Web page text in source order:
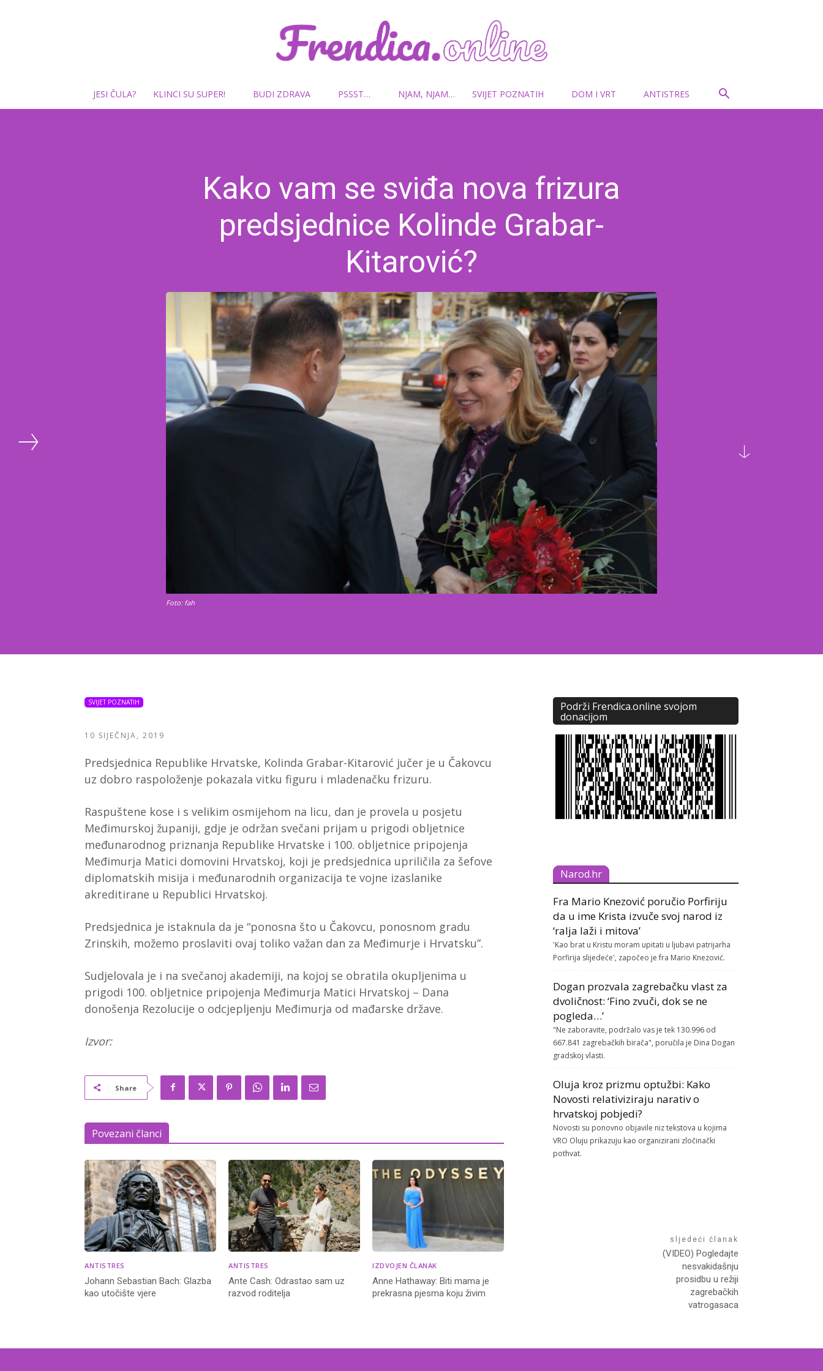
Frendica.online
JESI ČULA? KLINCI SU SUPER! BUDI ZDRAVA PSSST… NJAM, NJAM… SVIJET POZNATIH DOM I VRT ANTISTRES
Kako vam se sviđa nova frizura
predsjednice Kolinde Grabar-
Kitarović?
Foto: fah
SVIJET POZNATIH
10 SIJEČNJA, 2019
Predsjednica Republike Hrvatske, Kolinda Grabar-Kitarović jučer je u Čakovcu
uz dobro raspoloženje pokazala vitku figuru i mladenačku frizuru.
Raspuštene kose i s velikim osmijehom na licu, dan je provela u posjetu
Međimurskoj županiji, gdje je održan svečani prijam u prigodi obljetnice
međunarodnog priznanja Republike Hrvatske i 100. obljetnice pripojenja
Međimurja Matici domovini Hrvatskoj, koji je predsjednica upriličila za šefove
diplomatskih misija i međunarodnih organizacija te vojne izaslanike
akreditirane u Republici Hrvatskoj.
Predsjednica je istaknula da je “ponosna što u Čakovcu, ponosnom gradu
Zrinskih, možemo proslaviti ovaj toliko važan dan za Međimurje i Hrvatsku”.
Sudjelovala je i na svečanoj akademiji, na kojoj se obratila okupljenima u
prigodi 100. obljetnice pripojenja Međimurja Matici Hrvatskoj – Dana
donošenja Rezolucije o odcjepljenju Međimurja od mađarske države.
Izvor:
Share
Povezani članci
ANTISTRES
Johann Sebastian Bach: Glazba
kao utočište vjere
ANTISTRES
Ante Cash: Odrastao sam uz
razvod roditelja
IZDVOJEN ČLANAK
Anne Hathaway: Biti mama je
prekrasna pjesma koju živim
Podrži Frendica.online svojom
donacijom
Narod.hr
Fra Mario Knezović poručio Porfiriju
da u ime Krista izvuče svoj narod iz
‘ralja laži i mitova’
'Kao brat u Kristu moram upitati u ljubavi patrijarha
Porfirija slijedeće', započeo je fra Mario Knezović.
Dogan prozvala zagrebačku vlast za
dvoličnost: ‘Fino zvuči, dok se ne
pogleda…’
"Ne zaboravite, podržalo vas je tek 130.996 od
667.841 zagrebačkih birača", poručila je Dina Dogan
gradskoj vlasti.
Oluja kroz prizmu optužbi: Kako
Novosti relativiziraju narativ o
hrvatskoj pobjedi?
Novosti su ponovno objavile niz tekstova u kojima
VRO Oluju prikazuju kao organizirani zločinački
pothvat.
sljedeći članak
(VIDEO) Pogledajte
nesvakidašnju
prosidbu u režiji
zagrebačkih
vatrogasaca